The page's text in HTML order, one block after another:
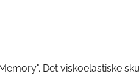
Det viskoelastiske